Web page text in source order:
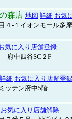
森店 地図 詳細 お気
４-１イオンモール多
気に入り店舗登録
府中四谷SC２F
詳細 お気に入り店舗登
ッテン府中5階
お気に入り店舗解除